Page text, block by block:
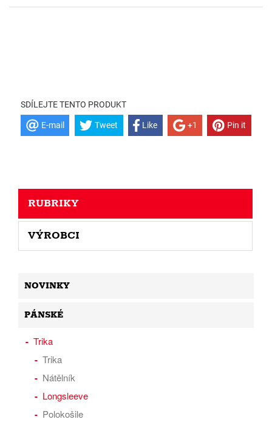
SDÍLEJTE TENTO PRODUKT
E-mail Tweet Like +1 Pin it
RUBRIKY
VÝROBCI
NOVINKY
PÁNSKÉ
Trika
Trika
Nátělník
Longsleeve
Polokošile